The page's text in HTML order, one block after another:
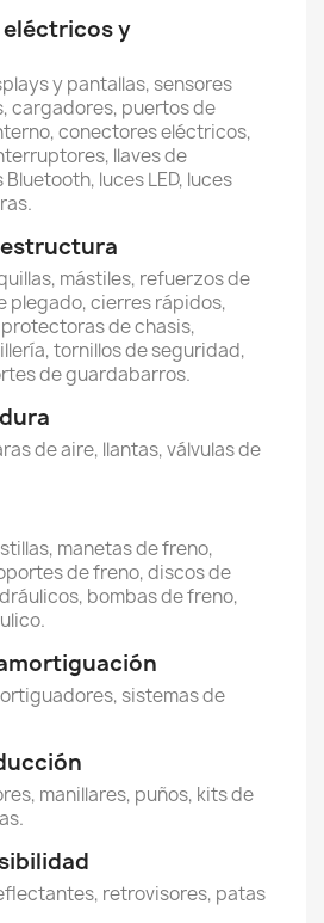
y
y pantallas, sensores
cargadores, puertos de
conectores eléctricos,
llaves de
luces LED, luces
mástiles, refuerzos de
plegado, cierres rápidos,
de chasis,
tornillos de seguridad,
de guardabarros.
de aire, llantas, válvulas de
manetas de freno,
de freno, discos de
bombas de freno,
sistemas de
manillares, puños, kits de
retrovisores, patas